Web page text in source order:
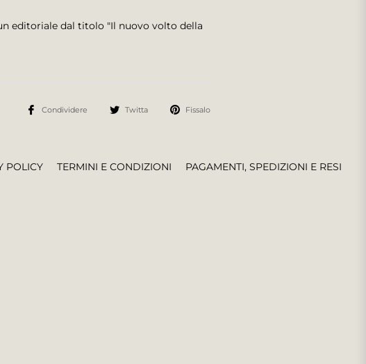
editoriale dal titolo "Il nuovo volto della
Condividere Twitta Fissalo
PAGAMENTI, SPEDIZIONI E RESI
TERMINI E CONDIZIONI
POLICY